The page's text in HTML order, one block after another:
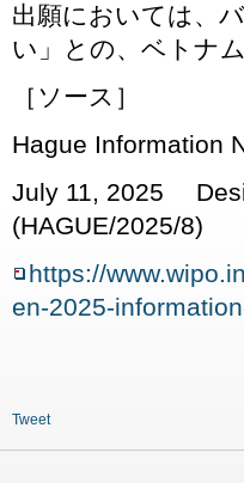
出願においては、
い」との、ベトナ
［ソース］
Hague Information
July 11, 2025
(HAGUE/2025/8)
https://
en-2025-
Tweet